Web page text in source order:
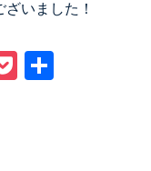
いました！
Pocket